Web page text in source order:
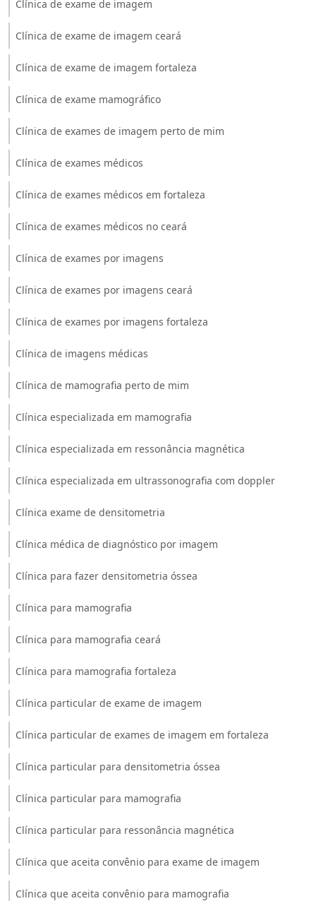
Clínica de exame de imagem
Clínica de exame de imagem ceará
Clínica de exame de imagem fortaleza
Clínica de exame mamográfico
Clínica de exames de imagem perto de mim
Clínica de exames médicos
Clínica de exames médicos em fortaleza
Clínica de exames médicos no ceará
Clínica de exames por imagens
Clínica de exames por imagens ceará
Clínica de exames por imagens fortaleza
Clínica de imagens médicas
Clínica de mamografia perto de mim
Clínica especializada em mamografia
Clínica especializada em ressonância magnética
Clínica especializada em ultrassonografia com doppler
Clínica exame de densitometria
Clínica médica de diagnóstico por imagem
Clínica para fazer densitometria óssea
Clínica para mamografia
Clínica para mamografia ceará
Clínica para mamografia fortaleza
Clínica particular de exame de imagem
Clínica particular de exames de imagem em fortaleza
Clínica particular para densitometria óssea
Clínica particular para mamografia
Clínica particular para ressonância magnética
Clínica que aceita convênio para exame de imagem
Clínica que aceita convênio para mamografia